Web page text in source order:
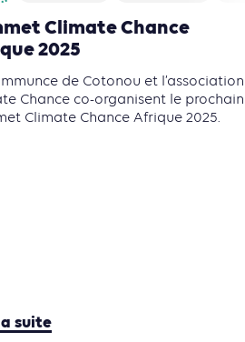
Climate Chance
2025
de Cotonou et l’association
Chance co-organisent le prochain
Climate Chance Afrique 2025.
suite